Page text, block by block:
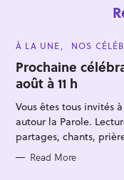
C
T
E
G
O
R
I
E
S
À LA UNE NOS
Prochaine
août à 11 h
Vous êtes tous invités
autour la Parole.
partages, chants,
Read More